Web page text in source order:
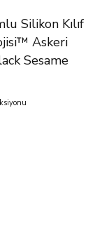
Silikon Kılıf
Askeri
Sesame